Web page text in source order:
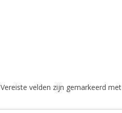
Vereiste velden zijn gemarkeerd met